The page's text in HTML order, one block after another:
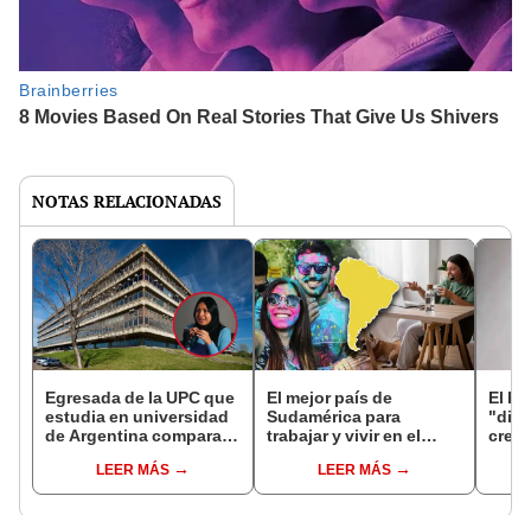
NOTAS RELACIONADAS
Egresada de la UPC que
estudia en universidad
de Argentina compara
"Enseñan cosas que no
se ven en Perú”
LEER MÁS
El mejor país de
Sudamérica para
trabajar y vivir en el
supera a Italia y Japón
LEER MÁS
El